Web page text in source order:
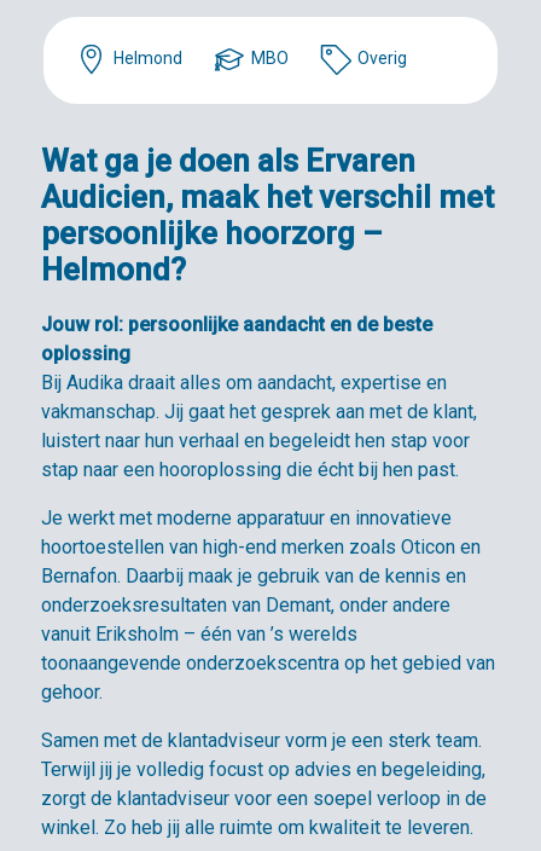
Helmond MBO Overig
Wat ga je doen als Ervaren
Audicien, maak het verschil met
persoonlijke hoorzorg –
Helmond?
Jouw rol: persoonlijke aandacht en de beste
oplossing
Bij Audika draait alles om aandacht, expertise en
vakmanschap. Jij gaat het gesprek aan met de klant,
luistert naar hun verhaal en begeleidt hen stap voor
stap naar een hooroplossing die écht bij hen past.
Je werkt met moderne apparatuur en innovatieve
hoortoestellen van high-end merken zoals Oticon en
Bernafon. Daarbij maak je gebruik van de kennis en
onderzoeksresultaten van Demant, onder andere
vanuit Eriksholm – één van ’s werelds
toonaangevende onderzoekscentra op het gebied van
gehoor.
Samen met de klantadviseur vorm je een sterk team.
Terwijl jij je volledig focust op advies en begeleiding,
zorgt de klantadviseur voor een soepel verloop in de
winkel. Zo heb jij alle ruimte om kwaliteit te leveren.